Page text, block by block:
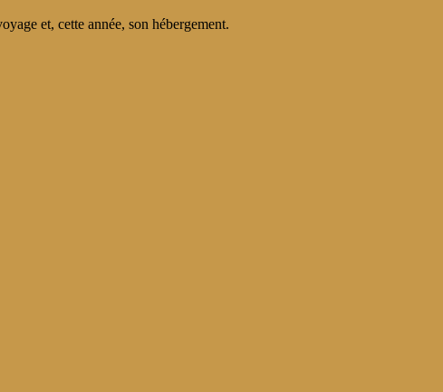
et, cette année, son hébergement.